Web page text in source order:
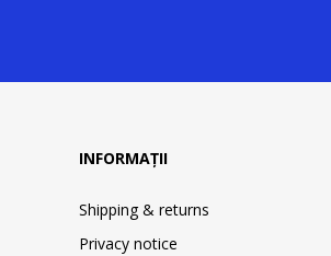
INFORMAȚII
Shipping & returns
Privacy notice